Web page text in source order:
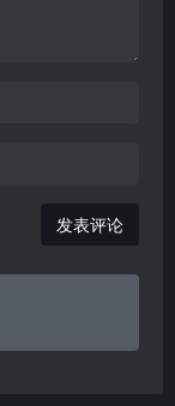
发表评论